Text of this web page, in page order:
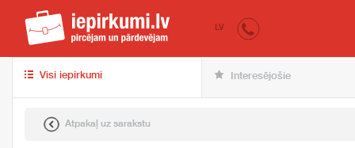
iepirkumi.lv
LV
Visi iepirkumi Interesējošie
Atpakaļ uz sarakstu